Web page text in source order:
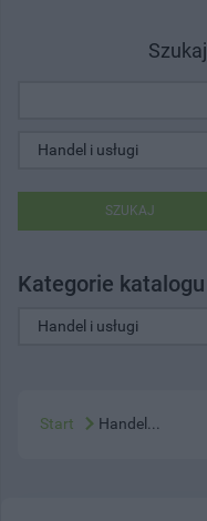
SZUKAJ
Kategorie katalogu
Start Handel...